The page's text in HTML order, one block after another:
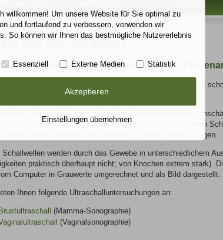
(Sonographie)
wichtigste diagnostische Instrument des
ist ein bildgebendes Verfahren zur
des Ultraschalls gegenüber dem Röntgen liegt in der
Diese unterscheiden sich physikalisch vom hörbaren
menschliche Ohr nicht mehr hörbaren Frequenzbereich liegen.
Schallwellen werden durch das Gewebe in unterschiedlichem
praktisch überhaupt nicht; von Knochen extrem stark).
Computer in Grauwerte umgerechnet und als Bild dargestellt.
Ihnen folgende Ultraschalluntersuchungen an:
Brustultraschall
(Mamma-Sonographie)
(Vaginalsonographie)
willkommen! Um unsere Website für Sie optimal zu
und fortlaufend zu verbessern, verwenden wir
So können wir Ihnen das bestmögliche Nutzererlebnis
Essenziell Externe Medien Statistik
Akzeptieren
Einstellungen übernehmen